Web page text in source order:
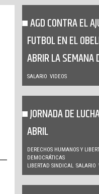
AGD CONTRA EL
FUTBOL EN EL
ABRIR LA SEMANA
SALARIO VIDEOS
JORNADA DE
ABRIL
DERECHOS HUMANOS Y
DEMOCRÁTICAS
LIBERTAD SINDICAL
SALARIO